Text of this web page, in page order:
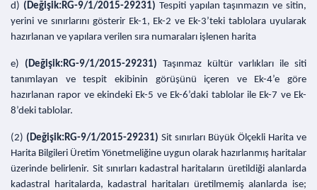
d) (Değişik:RG-9/1/2015-29231) Tespiti yapılan taşınmazın ve sitin,
yerini ve sınırlarını gösterir Ek-1, Ek-2 ve Ek-3’teki tablolara uyularak
hazırlanan ve yapılara verilen sıra numaraları işlenen harita
e) (Değişik:RG-9/1/2015-29231) Taşınmaz kültür varlıkları ile siti
tanımlayan ve tespit ekibinin görüşünü içeren ve Ek-4’e göre
hazırlanan rapor ve ekindeki Ek-5 ve Ek-6’daki tablolar ile Ek-7 ve Ek-
8’deki tablolar.
(2) (Değişik:RG-9/1/2015-29231) Sit sınırları Büyük Ölçekli Harita ve
Harita Bilgileri Üretim Yönetmeliğine uygun olarak hazırlanmış haritalar
üzerinde belirlenir. Sit sınırları kadastral haritaların üretildiği alanlarda
kadastral haritalarda, kadastral haritaları üretilmemiş alanlarda ise;